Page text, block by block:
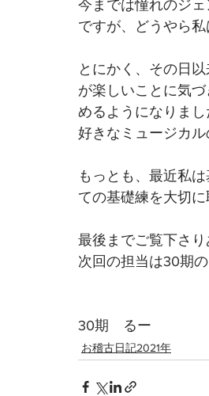
今までは憧れのジ
ですが、どうやら
とにかく、その日
が楽しいことに気
めるようになりま
好きなミュージカ
もっとも、最近私
ての基礎練を大切
最後までご覧下さ
次回の担当は30期
30期　るー
お稽古日記2021年